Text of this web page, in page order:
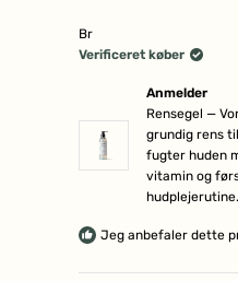
Br
Verificeret køber
Anmelder
Rensegel —
grundig rens
fugter huden
vitamin og
hudplejerutine.
Jeg anbefaler dette